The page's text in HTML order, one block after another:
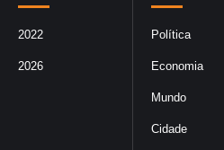
Política
Economia
Mundo
Cidade
2022
2026